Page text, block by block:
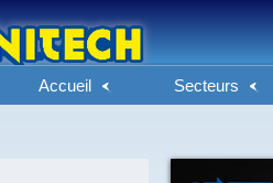
Accueil Secteurs